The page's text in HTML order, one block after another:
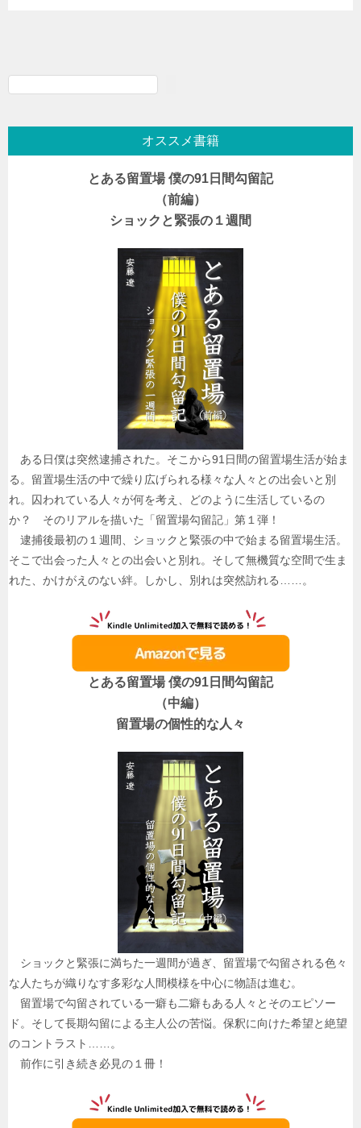
オススメ書籍
とある留置場 僕の91日間勾留記
（前編）
ショックと緊張の１週間
ある日僕は突然逮捕された。そこから91日間の留置場生活が始ま
る。留置場生活の中で繰り広げられる様々な人々との出会いと別
れ。囚われている人々が何を考え、どのように生活しているの
か？ そのリアルを描いた「留置場勾留記」第１弾！
逮捕後最初の１週間、ショックと緊張の中で始まる留置場生活。
そこで出会った人々との出会いと別れ。そして無機質な空間で生ま
れた、かけがえのない絆。しかし、別れは突然訪れる……。
とある留置場 僕の91日間勾留記
（中編）
留置場の個性的な人々
ショックと緊張に満ちた一週間が過ぎ、留置場で勾留される色々
な人たちが織りなす多彩な人間模様を中心に物語は進む。
留置場で勾留されている一癖も二癖もある人々とそのエピソー
ド。そして長期勾留による主人公の苦悩。保釈に向けた希望と絶望
のコントラスト……。
前作に引き続き必見の１冊！